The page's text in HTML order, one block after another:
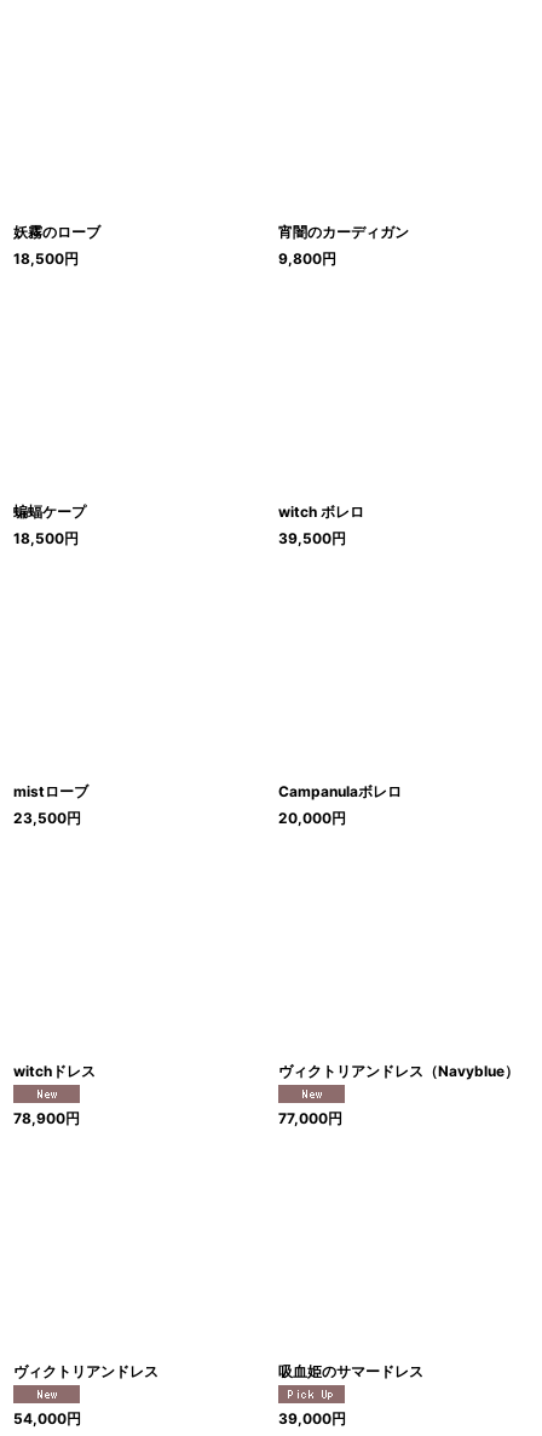
妖霧のローブ
18,500円
宵闇のカーディガン
9,800円
蝙蝠ケープ
18,500円
witch ボレロ
39,500円
mistローブ
23,500円
Campanulaボレロ
20,000円
witchドレス
78,900円
ヴィクトリアンドレス（Navyblue）
77,000円
ヴィクトリアンドレス
54,000円
吸血姫のサマードレス
39,000円